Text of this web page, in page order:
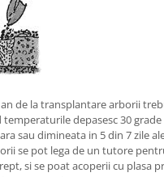
de la transplantare arborii
temperaturile depasesc 30
sau dimineata in 5 din 7 zile
se pot lega de un tutore
si se poat acoperii cu plasa